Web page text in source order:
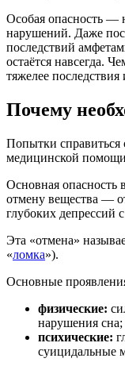
Особая опасность —
нарушений. Даже
последствий
остаётся навсегда.
тяжелее
Почему
Попытки справиться
медицинской помощи
Основная опасность
отмену вещества —
глубоких депрессий
Эта «отмена»
«ломка»).
Основные
физические:
нарушения сна;
психические:
суицидальные